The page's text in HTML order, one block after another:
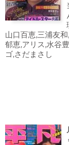
山口百恵,三浦友
郁恵,アリス,水谷
ゴ,さだまさし